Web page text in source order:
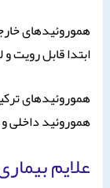
هموروئیدهای
ابتدا قابل
هموروئیدهای
هموروئید داخلی
علایم